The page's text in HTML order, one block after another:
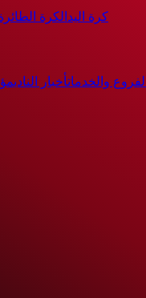
كرة اليد الكرة
والخدماتأخبار النادي